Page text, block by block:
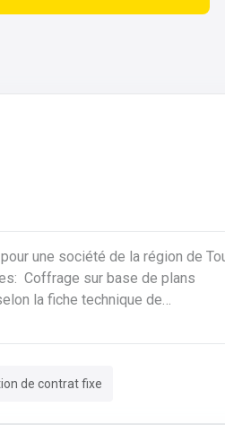
une société de la région de
la fiche technique de
de contrat fixe